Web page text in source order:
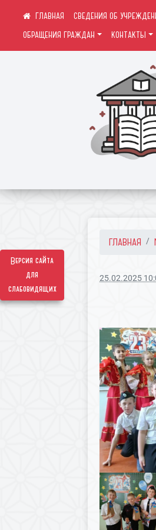
Версия сайта
для
слабовидящих
СВЕДЕНИЯ ОБ
ОБРАЩЕНИЯ ГРАЖДАН
КОНТАКТЫ
ГЛАВНАЯ
25.02.2025